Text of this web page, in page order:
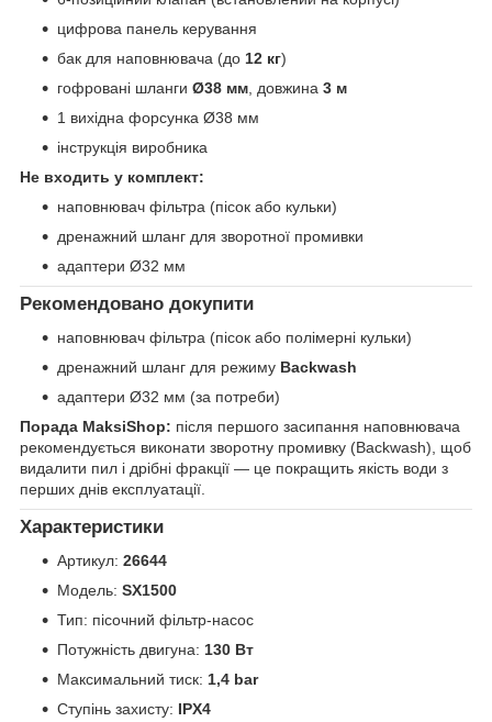
цифрова панель керування
бак для наповнювача (до 12 кг)
гофровані шланги Ø38 мм , довжина 3 м
1 вихідна форсунка Ø38 мм
інструкція виробника
Не входить у комплект:
наповнювач фільтра (пісок або кульки)
дренажний шланг для зворотної промивки
адаптери Ø32 мм
Рекомендовано докупити
наповнювач фільтра (пісок або полімерні кульки)
дренажний шланг для режиму Backwash
адаптери Ø32 мм (за потреби)
Порада MaksiShop: після першого засипання наповнювача
рекомендується виконати зворотну промивку (Backwash), щоб
видалити пил і дрібні фракції — це покращить якість води з
перших днів експлуатації.
Характеристики
Артикул: 26644
Модель: SX1500
Тип: пісочний фільтр-насос
Потужність двигуна: 130 Вт
Максимальний тиск: 1,4 bar
Ступінь захисту: IPX4